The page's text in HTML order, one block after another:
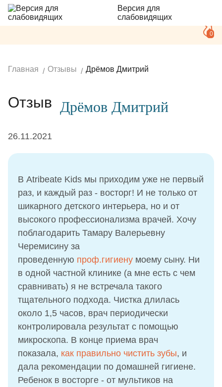
Версия для
слабовидящих
0
Главная Отзывы Дрёмов Дмитрий
Отзыв Дрёмов Дмитрий
26.11.2021
В Atribeate Kids мы приходим уже не первый
раз, и каждый раз - восторг! И не только от
шикарного детского интерьера, но и от
высокого профессионализма врачей. Хочу
поблагодарить Тамару Валерьевну
Черемисину за
проведенную проф.гигиену моему сыну. Ни
в одной частной клинике (а мне есть с чем
сравнивать) я не встречала такого
тщательного подхода. Чистка длилась
около 1,5 часов, врач периодически
контролировала результат с помощью
микроскопа. В конце приема врач
показала, как правильно чистить зубы, и
дала рекомендации по домашней гигиене.
Ребенок в восторге - от мультиков на